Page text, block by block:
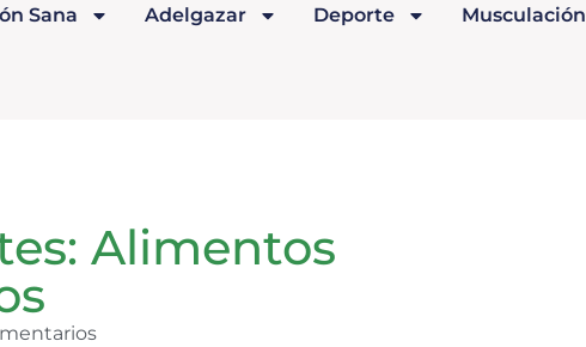
Sana Adelgazar Deporte Musculación
Alimentos